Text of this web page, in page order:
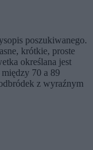
poszukiwanego.
krótkie, proste
określana jest
między 70 a 89
z wyraźnym